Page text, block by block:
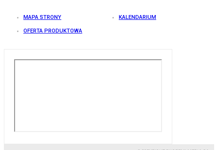
MAPA STRONY KALENDARIUM
OFERTA PRODUKTOWA